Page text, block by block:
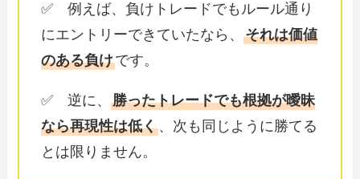
✅ 例えば、負けトレードでもルール通り
にエントリーできていたなら、それは価値
のある負けです。
✅ 逆に、勝ったトレードでも根拠が曖昧
なら再現性は低く、次も同じように勝てる
とは限りません。